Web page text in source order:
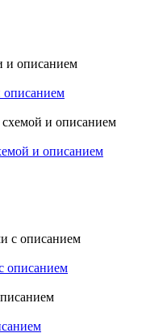
описанием
и описанием
описанием